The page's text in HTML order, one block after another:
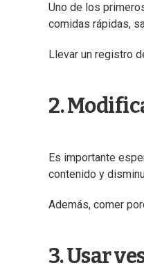
Uno de los
comidas rápidas,
Llevar un registro
2.
Es importante
contenido y
Además, comer
3. Usar